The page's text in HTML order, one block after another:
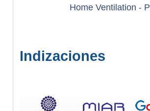
Home Ventilation -
Indizaciones